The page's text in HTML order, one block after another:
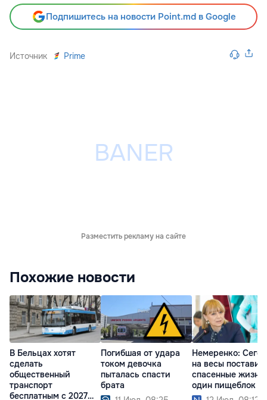
Подпишитесь на новости Point.md в Google
Источник Prime
Разместить рекламу на сайте
Похожие новости
В Бельцах хотят
сделать
общественный
транспорт
бесплатным с 2027
Погибшая от удара
током девочка
пыталась спасти
брата
Немеренко:
на весы
спасенные жизни
один пищеблок